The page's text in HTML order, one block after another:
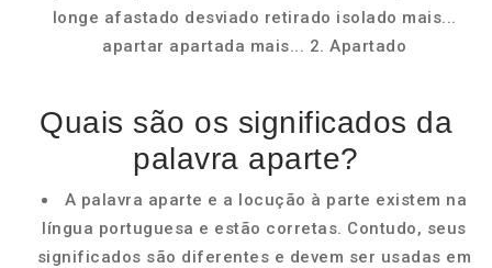
longe afastado desviado retirado isolado mais...
apartar apartada mais... 2. Apartado
Quais são os significados da
palavra aparte?
A palavra aparte e a locução à parte existem na
língua portuguesa e estão corretas. Contudo, seus
significados são diferentes e devem ser usadas em